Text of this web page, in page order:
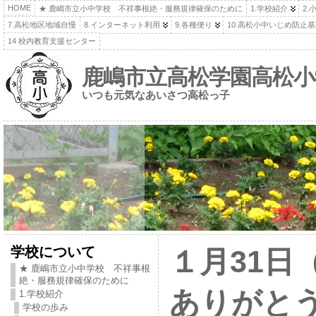
HOME ★ 鹿嶋市立小中学校 不祥事根絶・服務規律確保のために 1.学校紹介
2.
7.高松地区地域自慢
8.インターネット利用 9.各種便り
10.高松小中いじめ防止
14 校内教育支援センター
鹿嶋市立高松学園高松
いつも元気なあいさつ高松っ子
学校について
★ 鹿嶋市立小中学校 不祥事根
絶・服務規律確保のために
1.学校紹介
学校の歩み
１月31日
ありがと